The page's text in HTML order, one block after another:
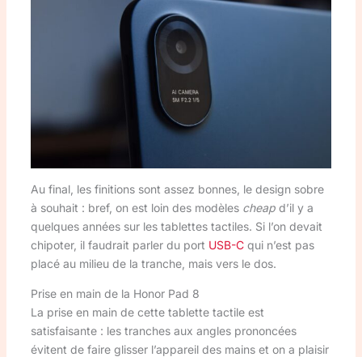
Au final, les finitions sont assez bonnes, le design sobre
à souhait : bref, on est loin des modèles cheapd’il y a
quelques années sur les tablettes tactiles. Si l’on devait
chipoter, il faudrait parler du port USB-Cqui n’est pas
placé au milieu de la tranche, mais vers le dos.
Prise en main de la Honor Pad 8
La prise en main de cette tablette tactile est
satisfaisante : les tranches aux angles prononcées
évitent de faire glisser l’appareil des mains et on a plaisir